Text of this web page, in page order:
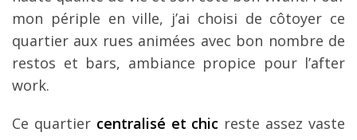
mon périple en ville, j’ai choisi de côtoyer ce
quartier aux rues animées avec bon nombre de
restos et bars, ambiance propice pour l’after
work.
Ce quartier centralisé et chic reste assez vaste